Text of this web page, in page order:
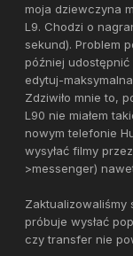
moja dziewczyna
L9. Chodzi o
sekund). Problem
później
edytuj-
Zdziwiło mnie to,
L90 nie miałem
nowym telefonie
wysyłać filmy
>messenger)
Zaktualizowaliśmy
próbuje wysłać
czy transfer nie